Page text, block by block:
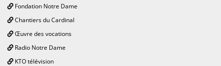
Fondation Notre Dame
Chantiers du Cardinal
Œuvre des vocations
Radio Notre Dame
KTO télévision